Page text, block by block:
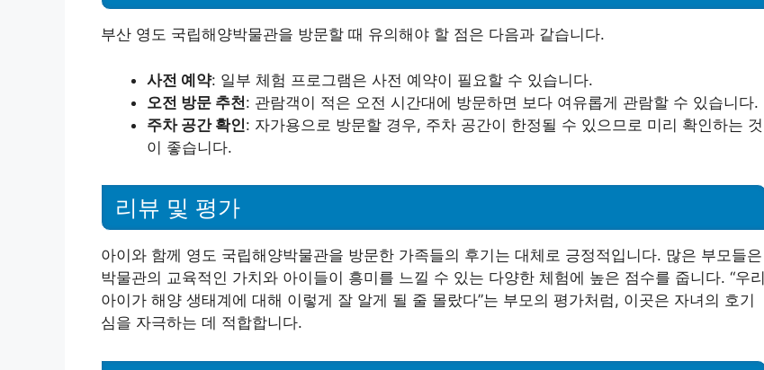
부산 영도 국립해양박물관을 방문할 때 유의해야 할 점은 다음과 같습니다.
사전 예약: 일부 체험 프로그램은 사전 예약이 필요할 수 있습니다.
오전 방문 추천: 관람객이 적은 오전 시간대에 방문하면 보다 여유롭게 관람할 수 있습니다.
주차 공간 확인: 자가용으로 방문할 경우, 주차 공간이 한정될 수 있으므로 미리 확인하는 것
이 좋습니다.
리뷰 및 평가
아이와 함께 영도 국립해양박물관을 방문한 가족들의 후기는 대체로 긍정적입니다. 많은 부모들은
박물관의 교육적인 가치와 아이들이 흥미를 느낄 수 있는 다양한 체험에 높은 점수를 줍니다. “우리
아이가 해양 생태계에 대해 이렇게 잘 알게 될 줄 몰랐다”는 부모의 평가처럼, 이곳은 자녀의 호기
심을 자극하는 데 적합합니다.